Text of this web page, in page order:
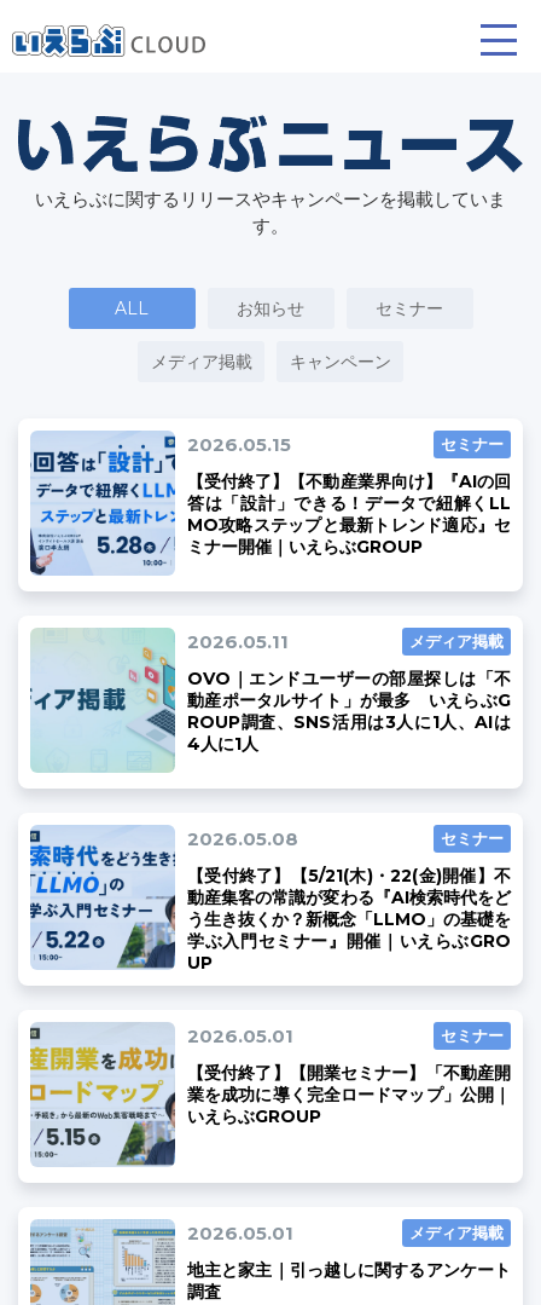
賃貸仲介
業務向け機能
売買仲介
業務向け機能
賃貸管理
業務向け機能
ホームページ制作について プラン紹介･制作の流れ
ユーザーインタビュー ホームページ制作実績
ニュース一覧 お役立ちブログ 資料ダウンロード
03-6689-1791
いえらぶに関するリリースやキャンペーンを掲載していま
す。
ALL お知らせ セミナー
メディア掲載 キャンペーン
2026.05.15 セミナー
【受付終了】【不動産業界向け】『AIの回
答は「設計」できる！データで紐解くLL
MO攻略ステップと最新トレンド適応』セ
ミナー開催｜いえらぶGROUP
2026.05.11 メディア掲載
OVO｜エンドユーザーの部屋探しは「不
動産ポータルサイト」が最多 いえらぶG
ROUP調査、SNS活用は3人に1人、AIは
4人に1人
2026.05.08 セミナー
【受付終了】【5/21(木)・22(金)開催】不
動産集客の常識が変わる『AI検索時代をど
う生き抜くか？新概念「LLMO」の基礎を
学ぶ入門セミナー』開催｜いえらぶGRO
UP
2026.05.01 セミナー
【受付終了】【開業セミナー】「不動産開
業を成功に導く完全ロードマップ」公開｜
いえらぶGROUP
2026.05.01 メディア掲載
地主と家主｜引っ越しに関するアンケート
調査